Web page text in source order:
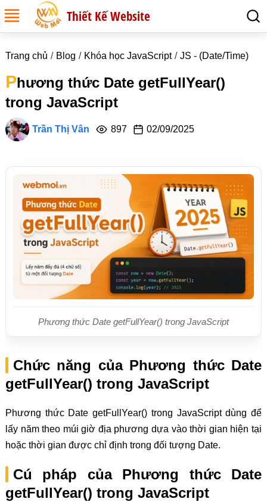
Thiết Kế Website
Trang chủ Blog Khóa học JavaScript JS - (Date/Time)
Phương thức Date getFullYear()
trong JavaScript
Trần Thị Vân 897 02/09/2025
Phương thức Date getFullYear() trong JavaScript
Chức năng của Phương thức Date
getFullYear() trong JavaScript
Phương thức Date getFullYear() trong JavaScript dùng để
lấy năm theo múi giờ địa phương dựa vào thời gian hiện tại
hoặc thời gian được chỉ định trong đối tượng Date.
Cú pháp của Phương thức Date
getFullYear() trong JavaScript